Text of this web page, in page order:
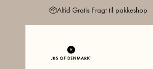
Altid Gratis Fragt til pakkeshop